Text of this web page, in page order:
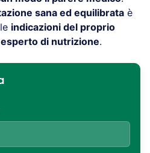
sana ed equilibrata è
indicazioni del proprio
di nutrizione.